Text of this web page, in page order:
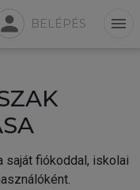
person BELÉPÉS menu
saját fiókoddal, iskolai